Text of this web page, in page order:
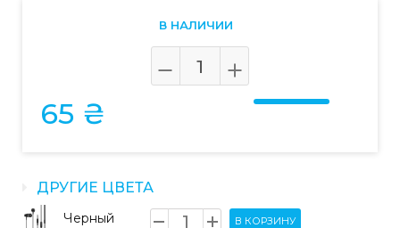
В НАЛИЧИИ
65 ₴
ДРУГИЕ ЦВЕТА
Черный В КОРЗИНУ